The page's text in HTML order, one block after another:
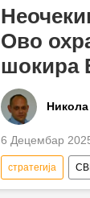
Анализе и
Ово
шокира
6 Децембар
стратегија
стратегија